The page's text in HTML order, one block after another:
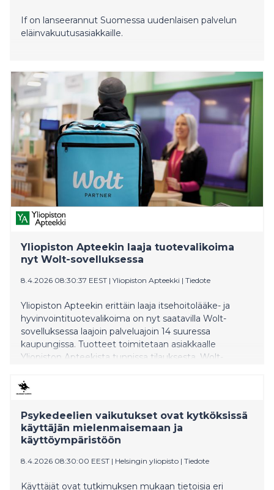
If on lanseerannut Suomessa uudenlaisen palvelun
eläinvakuutusasiakkaille.
Yliopiston Apteekin laaja tuotevalikoima
nyt Wolt-sovelluksessa
8.4.2026 08:30:37 EEST | Yliopiston Apteekki | Tiedote
Yliopiston Apteekin erittäin laaja itsehoitolääke- ja
hyvinvointituotevalikoima on nyt saatavilla Wolt-
sovelluksessa laajoin palveluajoin 14 suuressa
kaupungissa. Tuotteet toimitetaan asiakkaalle
Yliopiston Apteekista tunnissa tilauksesta. Wolt-
verkkoapteekissa ya.fi.
Psykedeelien vaikutukset ovat kytköksissä
käyttäjän mielenmaisemaan ja
käyttöympäristöön
8.4.2026 08:30:00 EEST | Helsingin yliopisto | Tiedote
Käyttäjät ovat tutkimuksen mukaan tietoisia eri